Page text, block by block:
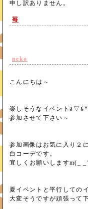
申し訳ありません。
苺
neko
こんにちは～
楽しそうなイベント≧▽≦*
参加させて下さい～
参加画像はお気に入り２
白コーデです。
宜しくお願いしますm(_
夏イベントと平行しての
大変そうですが頑張っ